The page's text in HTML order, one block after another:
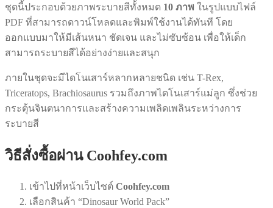
ชุดนี้ประกอบด้วยภาพระบายสีทั้งหมด 10 ภาพ ในรูปแบบไฟล์
PDF ที่สามารถดาวน์โหลดและพิมพ์ใช้งานได้ทันที โดย
ออกแบบมาให้มีเส้นหนา ชัดเจน และไม่ซับซ้อน เพื่อให้เด็ก
สามารถระบายสีได้อย่างง่ายและสนุก
ภายในชุดจะมีไดโนเสาร์หลากหลายชนิด เช่น T-Rex,
Triceratops, Brachiosaurus รวมถึงภาพไดโนเสาร์แม่ลูก ซึ่งช่วย
กระตุ้นจินตนาการและสร้างความเพลิดเพลินระหว่างการ
ระบายสี
วิธีสั่งซื้อผ่าน Coohfey.com
เข้าไปที่หน้าเว็บไซต์ Coohfey.com
เลือกสินค้า “Dinosaur World Pack”